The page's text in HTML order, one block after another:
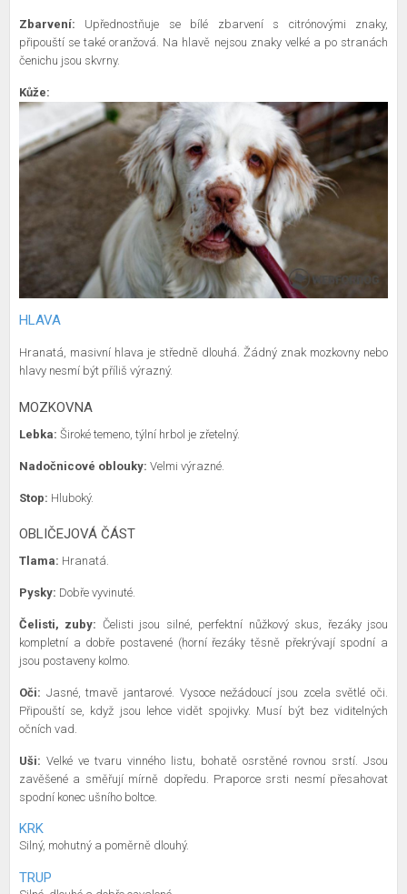
Zbarvení:
Upřednostňuje se bílé zbarvení s citrónovými znaky,
připouští se také oranžová. Na hlavě nejsou znaky velké a po stranách
čenichu jsou skvrny.
Kůže:
HLAVA
Hranatá, masivní hlava je středně dlouhá. Žádný znak mozkovny nebo
hlavy nesmí být příliš výrazný.
MOZKOVNA
Lebka: Široké temeno, týlní hrbol je zřetelný.
Nadočnicové oblouky: Velmi výrazné.
Stop: Hluboký.
OBLIČEJOVÁ ČÁST
Tlama: Hranatá.
Pysky: Dobře vyvinuté.
Čelisti, zuby: Čelisti jsou silné, perfektní nůžkový skus, řezáky jsou
kompletní a dobře postavené (horní řezáky těsně překrývají spodní a
jsou postaveny kolmo.
Oči: Jasné, tmavě jantarové. Vysoce nežádoucí jsou zcela světlé oči.
Připouští se, když jsou lehce vidět spojivky. Musí být bez viditelných
očních vad.
Uši: Velké ve tvaru vinného listu, bohatě osrstěné rovnou srstí. Jsou
zavěšené a směřují mírně dopředu. Praporce srsti nesmí přesahovat
spodní konec ušního boltce.
KRK
Silný, mohutný a poměrně dlouhý.
TRUP